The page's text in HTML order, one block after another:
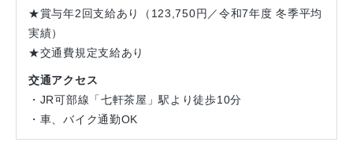
★賞与年2回支給あり（123,750円／令和7年度 冬季平均
実績）
★交通費規定支給あり
交通アクセス
・JR可部線「七軒茶屋」駅より徒歩10分
・車、バイク通勤OK